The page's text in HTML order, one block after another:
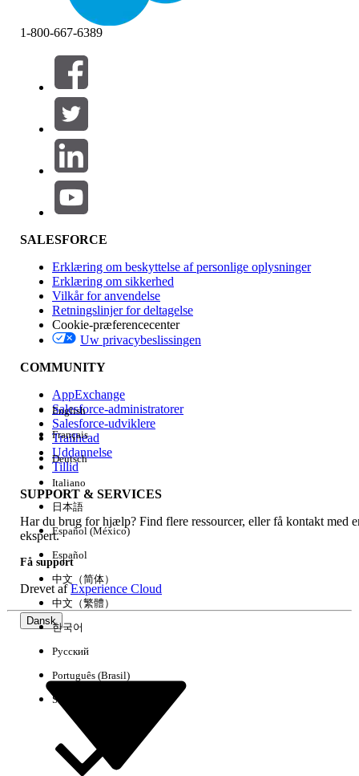
Filtre (0)
VÆLG FILTRE
Produktområde
Funktionspåvirkning
Version
Experience
Ryd alle Udført
1-800-667-6389
SALESFORCE
Erklæring om beskyttelse af personlige oplysninger
Erklæring om sikkerhed
Vilkår for anvendelse
Retningslinjer for deltagelse
Cookie-præferencecenter
Uw privacybeslissingen
COMMUNITY
AppExchange
Salesforce-administratorer
Salesforce-udviklere
Trailhead
Uddannelse
Tillid
SUPPORT & SERVICES
Har du brug for hjælp? Find flere ressourcer, eller få kontakt med
ekspert.
Få support
Drevet afExperience Cloud
Dansk
English
Français
Deutsch
Italiano
日本語
Español (México)
Español
中文（简体）
中文（繁體）
한국어
Русский
Português (Brasil)
Suomi